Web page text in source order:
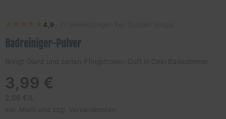
★★★★★
★★★★★ 4,9
Badreiniger-Pulver
Bringt Glanz und zarten Pfingstrosen-Duft in Dein Badezimmer.
Regulärer
Preis
3,99 €
STÜCKPREIS
2,66 € /PRO
inkl. MwSt und zzgl. Versandkosten